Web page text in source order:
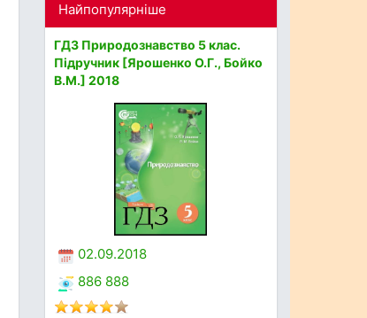
Найпопулярніше
ГДЗ Природознавство 5 клас.
Підручник [Ярошенко О.Г., Бойко
В.М.] 2018
02.09.2018
886 888